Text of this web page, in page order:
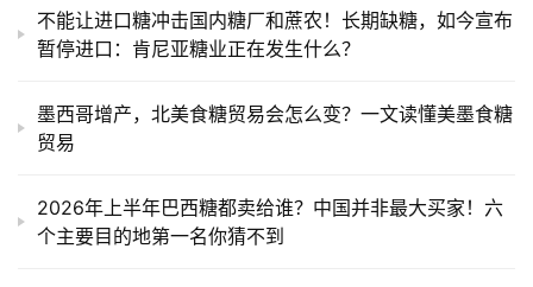
销
储
不能让进口糖冲击国内糖厂和蔗农！长期缺糖，如今宣布
暂停进口：肯尼亚糖业正在发生什么？
墨西哥增产，北美食糖贸易会怎么变？一文读懂美墨食糖
贸易
2026年上半年巴西糖都卖给谁？中国并非最大买家！六
个主要目的地第一名你猜不到